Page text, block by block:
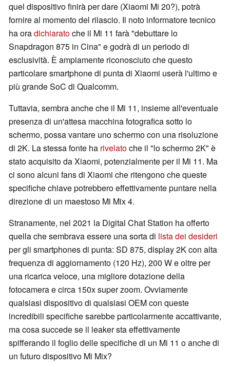
quel dispositivo finirà per dare (Xiaomi Mi 20?), potrà
fornire al momento del rilascio. Il noto informatore tecnico
ha oradichiaratoche il Mi 11 farà "debuttare lo
Snapdragon 875 in Cina" e godrà di un periodo di
esclusività. È ampiamente riconosciuto che questo
particolare smartphone di punta di Xiaomi userà l'ultimo e
più grande SoC di Qualcomm.
Tuttavia, sembra anche che il Mi 11, insieme all'eventuale
presenza di un'attesa macchina fotografica sotto lo
schermo, possa vantare uno schermo con una risoluzione
di 2K. La stessa fonte ha rivelatoche il "lo schermo 2K" è
stato acquisito da Xiaomi, potenzialmente per il Mi 11. Ma
ci sono alcuni fans di Xiaomi che ritengono che queste
specifiche chiave potrebbero effettivamente puntare nella
direzione di un maestoso Mi Mix 4.
Stranamente, nel 2021 la Digital Chat Station ha offerto
quella che sembrava essere una sorta di lista dei desideri
per gli smartphones di punta: SD 875, display 2K con alta
frequenza di aggiornamento (120 Hz), 200 W e oltre per
una ricarica veloce, una migliore dotazione della
fotocamera e circa 150x super zoom. Ovviamente
qualsiasi dispositivo di qualsiasi OEM con queste
incredibili specifiche sarebbe particolarmente accattivante,
ma cosa succede se il leaker sta effettivamente
spifferando il foglio delle specifiche di un Mi 11 o anche di
un futuro dispositivo Mi Mix?